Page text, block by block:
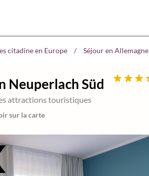
citadine en Europe / Séjour en Allemagne
Neuperlach Süd
attractions touristiques
sur la carte